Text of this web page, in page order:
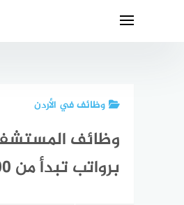
وظائف في الأردن
برواتب تبدأ من 400 دينار